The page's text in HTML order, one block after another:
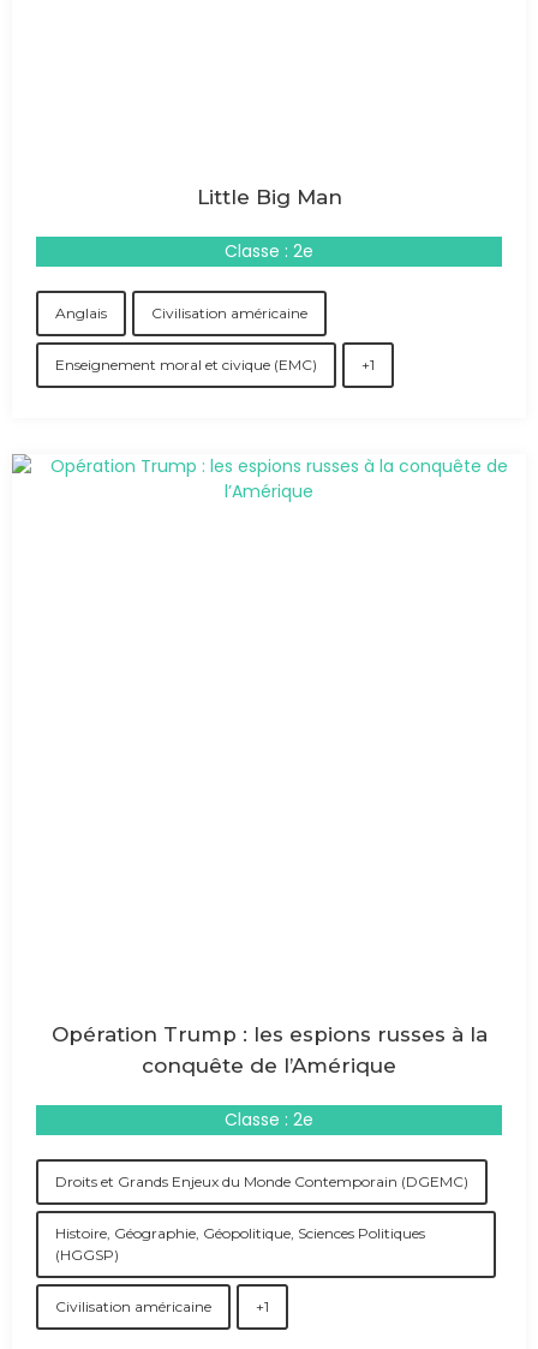
Little Big Man
Classe : 2e
Anglais Civilisation américaine
Enseignement moral et civique (EMC) +1
Opération Trump : les espions russes à la
conquête de l’Amérique
Classe : 2e
Droits et Grands Enjeux du Monde Contemporain (DGEMC)
Histoire, Géographie, Géopolitique, Sciences Politiques
(HGGSP)
Civilisation américaine +1